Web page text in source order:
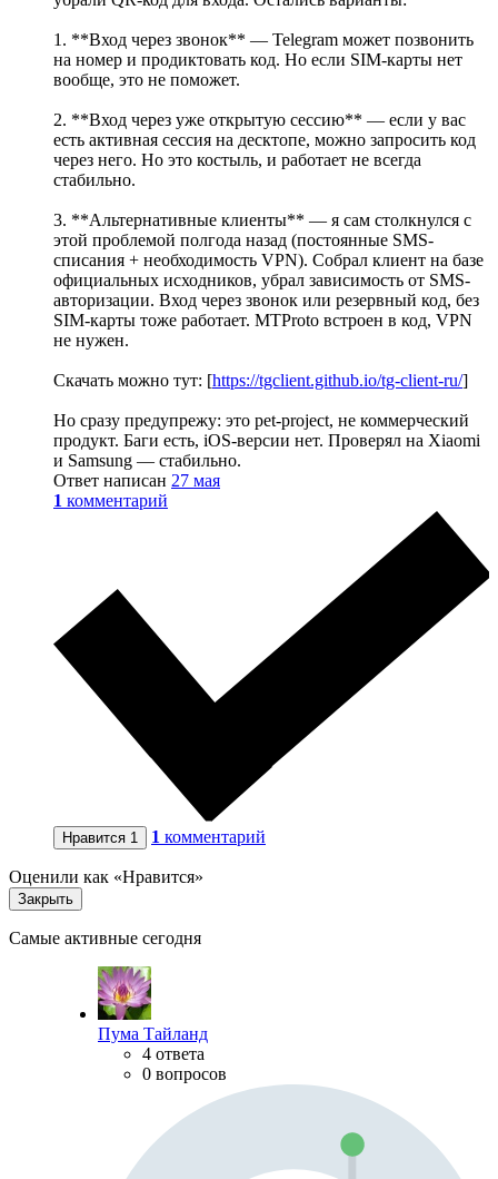
1. **Вход через звонок** — Telegram может позвонить
на номер и продиктовать код. Но если SIM-карты нет
вообще, это не поможет.
2. **Вход через уже открытую сессию** — если у вас
есть активная сессия на десктопе, можно запросить код
через него. Но это костыль, и работает не всегда
стабильно.
3. **Альтернативные клиенты** — я сам столкнулся с
этой проблемой полгода назад (постоянные SMS-
списания + необходимость VPN). Собрал клиент на базе
официальных исходников, убрал зависимость от SMS-
авторизации. Вход через звонок или резервный код, без
SIM-карты тоже работает. MTProto встроен в код, VPN
не нужен.
Скачать можно тут: [https://tgclient.github.io/tg-client-ru/]
Но сразу предупрежу: это pet-project, не коммерческий
продукт. Баги есть, iOS-версии нет. Проверял на Xiaomi
и Samsung — стабильно.
Ответ написан 27 мая
1 комментарий
Нравится 1 1 комментарий
Оценили как «Нравится»
Закрыть
Самые активные сегодня
Пума Тайланд
4 ответа
0 вопросов